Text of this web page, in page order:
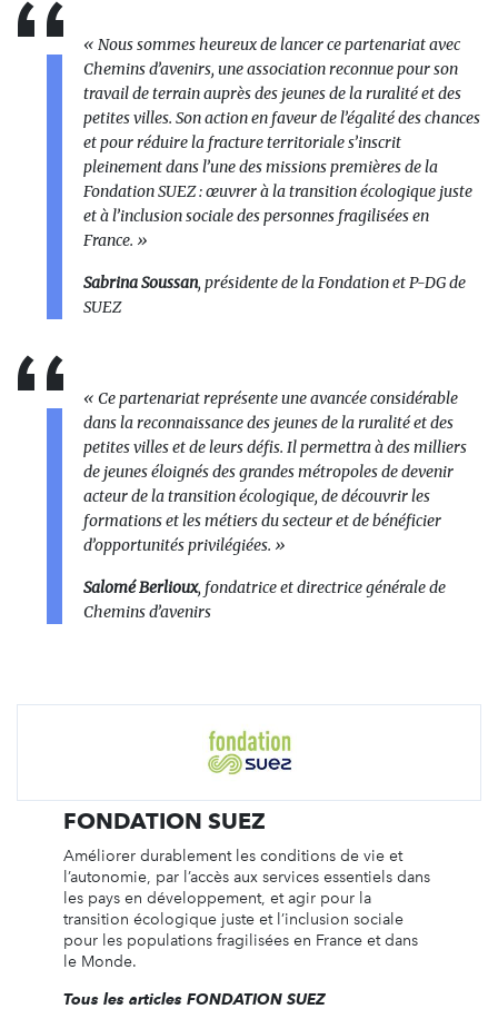
« Nous sommes heureux de lancer ce partenariat avec
Chemins d’avenirs, une association reconnue pour son
travail de terrain auprès des jeunes de la ruralité et des
petites villes. Son action en faveur de l’égalité des chances
et pour réduire la fracture territoriale s’inscrit
pleinement dans l’une des missions premières de la
Fondation SUEZ : œuvrer à la transition écologique juste
et à l’inclusion sociale des personnes fragilisées en
France. »
Sabrina Soussan, présidente de la Fondation et P-DG de
SUEZ
« Ce partenariat représente une avancée considérable
dans la reconnaissance des jeunes de la ruralité et des
petites villes et de leurs défis. Il permettra à des milliers
de jeunes éloignés des grandes métropoles de devenir
acteur de la transition écologique, de découvrir les
formations et les métiers du secteur et de bénéficier
d’opportunités privilégiées. »
Salomé Berlioux, fondatrice et directrice générale de
Chemins d’avenirs
FONDATION SUEZ
Améliorer durablement les conditions de vie et
l’autonomie, par l’accès aux services essentiels dans
les pays en développement, et agir pour la
transition écologique juste et l’inclusion sociale
pour les populations fragilisées en France et dans
le Monde.
Tous les articles FONDATION SUEZ